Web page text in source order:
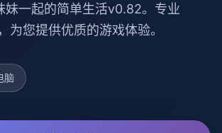
妹一起的简单生活v0.82。专业
为您提供优质的游戏体验。
脑